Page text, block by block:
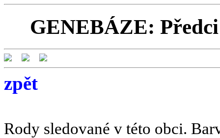
GENEBÁZE:
zpět
Rody sledované v této obci.